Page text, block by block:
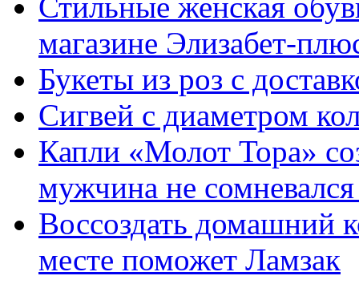
магазине Элизабет-
Букеты из роз с
Сигвей с диаметром
Капли «Молот Тора»
мужчина не
Воссоздать домашний
месте поможет Ламзак